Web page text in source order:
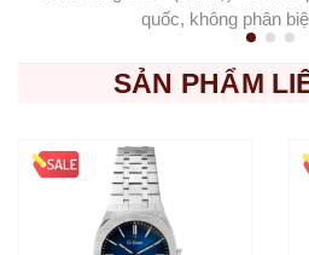
quốc, không phân
SẢN PHẨM